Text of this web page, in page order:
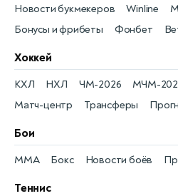
Бонусы и фрибеты
Новости букмекеров
Фонбет
Winline
Хоккей
КХЛ
Матч-центр
НХЛ
Трансферы
ЧМ-2026
МЧМ-
Бои
Новости боёв
MMA Бокс
Теннис